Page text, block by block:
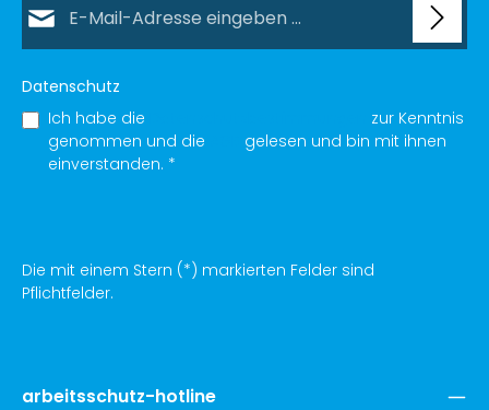
Datenschutz
Ich habe die
zur Kenntnis
genommen und die
gelesen und bin mit ihnen
einverstanden. *
Die mit einem Stern (*) markierten Felder sind
Pflichtfelder.
arbeitsschutz-hotline